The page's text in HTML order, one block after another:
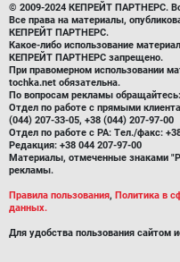
© 2009-2024 КЕПРЕЙТ ПАРТНЕРС.
Все права на материалы,
КЕПРЕЙТ ПАРТНЕРС.
Какое-либо использование
КЕПРЕЙТ ПАРТНЕРС запрещено.
При правомерном использовании
tochka.net обязательна.
По вопросам рекламы обращайтесь:
Отдел по работе с прямыми
(044) 207-33-05, +38 (044) 207-97-00
Отдел по работе с РА: Тел./факс:
Редакция: +38 044 207-97-00
Материалы, отмеченные знаками
рекламы.
Правила пользования, Политика в
данных.
Для удобства пользования сайтом